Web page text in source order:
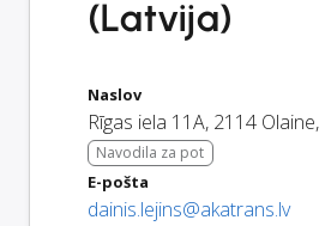
(Latvija)
Naslov
Rīgas iela 11A, 2114 Olaine,
Navodila za pot
E-pošta
dainis.lejins@akatrans.lv